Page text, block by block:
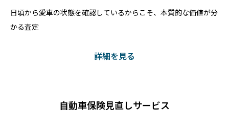
日頃から愛車の状態を確認しているからこそ、本質的な価値が分
かる査定
詳細を見る
自動車保険見直しサービス